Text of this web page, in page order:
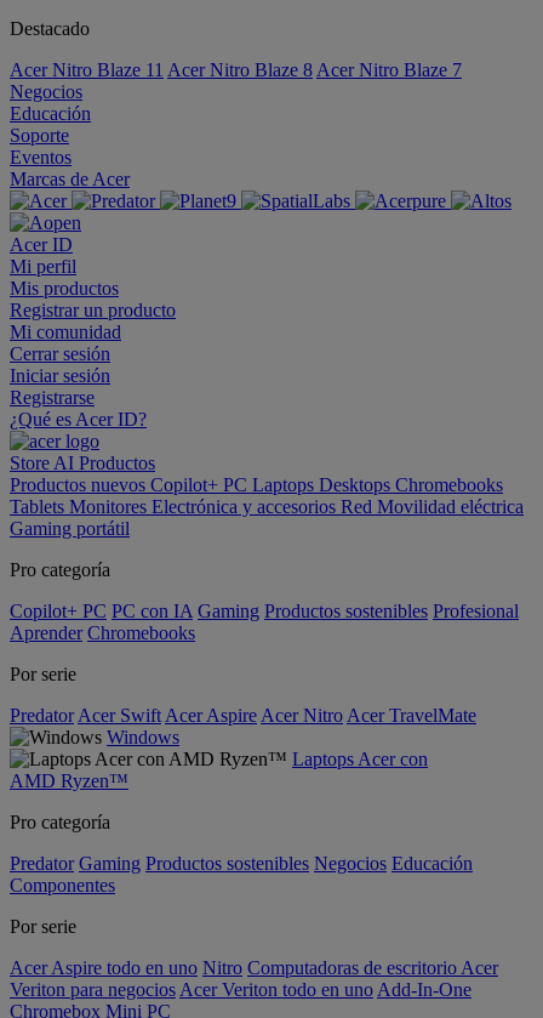
Destacado
Acer Nitro Blaze 11 Acer Nitro Blaze 8 Acer Nitro Blaze 7
Negocios
Educación
Soporte
Eventos
Marcas de Acer
Acer ID
Mi perfil
Mis productos
Registrar un producto
Mi comunidad
Cerrar sesión
Iniciar sesión
Registrarse
¿Qué es Acer ID?
Store AI Productos
Productos nuevos Copilot+ PC Laptops Desktops Chromebooks
Tablets Monitores Electrónica y accesorios Red Movilidad eléctrica
Gaming portátil
Pro categoría
Copilot+ PC PC con IA Gaming Productos sostenibles Profesional
Aprender Chromebooks
Por serie
Predator Acer Swift Acer Aspire Acer Nitro Acer TravelMate
Windows
Laptops Acer con
AMD Ryzen™
Pro categoría
Predator Gaming Productos sostenibles Negocios Educación
Componentes
Por serie
Acer Aspire todo en uno Nitro Computadoras de escritorio Acer
Veriton para negocios Acer Veriton todo en uno Add-In-One
Chromebox Mini PC